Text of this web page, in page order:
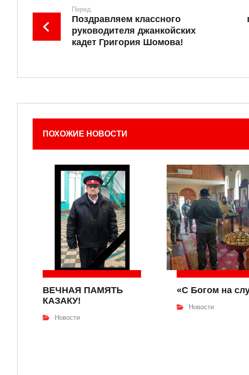
Перед
Поздравляем классного
руководителя джанкойских
кадет Григория Шомова!
ПОХОЖИЕ НОВОСТИ
ВЕЧНАЯ ПАМЯТЬ
КАЗАКУ!
Новости
«С Богом на
Новости